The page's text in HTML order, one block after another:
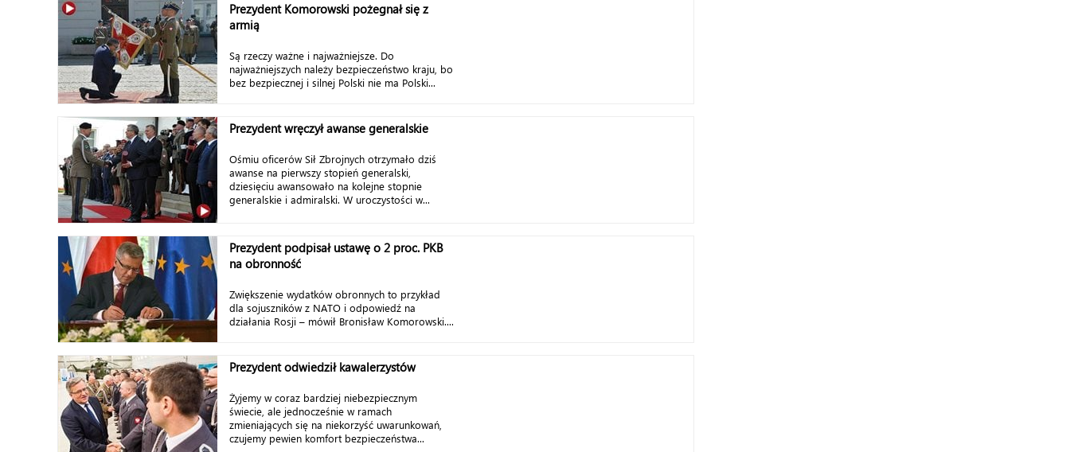
Prezydent Komorowski pożegnał się z
armią
Są rzeczy ważne i najważniejsze. Do
najważniejszych należy bezpieczeństwo kraju, bo
bez bezpiecznej i silnej Polski nie ma Polski...
Prezydent wręczył awanse generalskie
Ośmiu oficerów Sił Zbrojnych otrzymało dziś
awanse na pierwszy stopień generalski,
dziesięciu awansowało na kolejne stopnie
generalskie i admiralski. W uroczystości w...
Prezydent podpisał ustawę o 2 proc. PKB
na obronność
Zwiększenie wydatków obronnych to przykład
dla sojuszników z NATO i odpowiedź na
działania Rosji – mówił Bronisław Komorowski....
Prezydent odwiedził kawalerzystów
Żyjemy w coraz bardziej niebezpiecznym
świecie, ale jednocześnie w ramach
zmieniających się na niekorzyść uwarunkowań,
czujemy pewien komfort bezpieczeństwa...